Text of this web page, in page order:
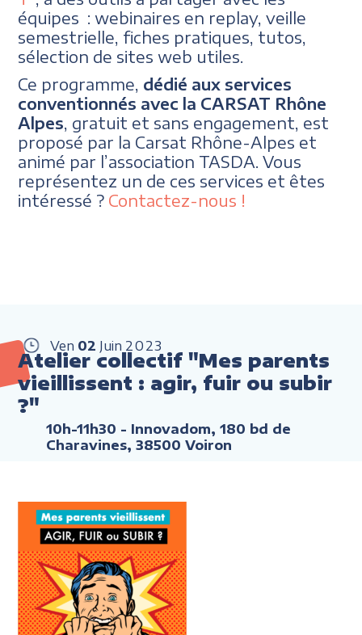
équipes : webinaires en replay, veille
semestrielle, fiches pratiques, tutos,
sélection de sites web utiles.
Ce programme, dédié aux services
conventionnés avec la CARSAT Rhône
Alpes , gratuit et sans engagement, est
proposé par la Carsat Rhône-Alpes et
animé par l’association TASDA. Vous
représentez un de ces services et êtes
intéressé ? Contactez-nous !
Ven 02 Juin 2023
Atelier collectif "Mes parents
vieillissent : agir, fuir ou subir
?"
10h-11h30 - Innovadom, 180 bd de
Charavines, 38500 Voiron